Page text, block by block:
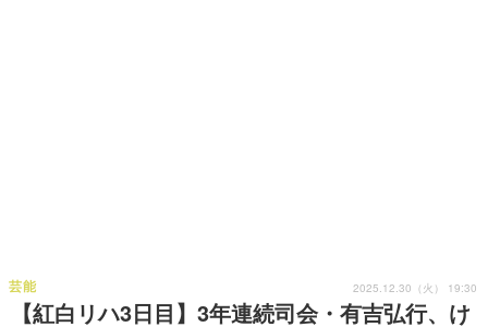
【紅白リハ3日目】3年連続司会・有吉弘行、け
芸能 2025.12.30（火） 19:30